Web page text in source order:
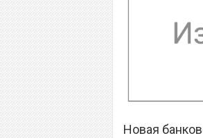
Новая